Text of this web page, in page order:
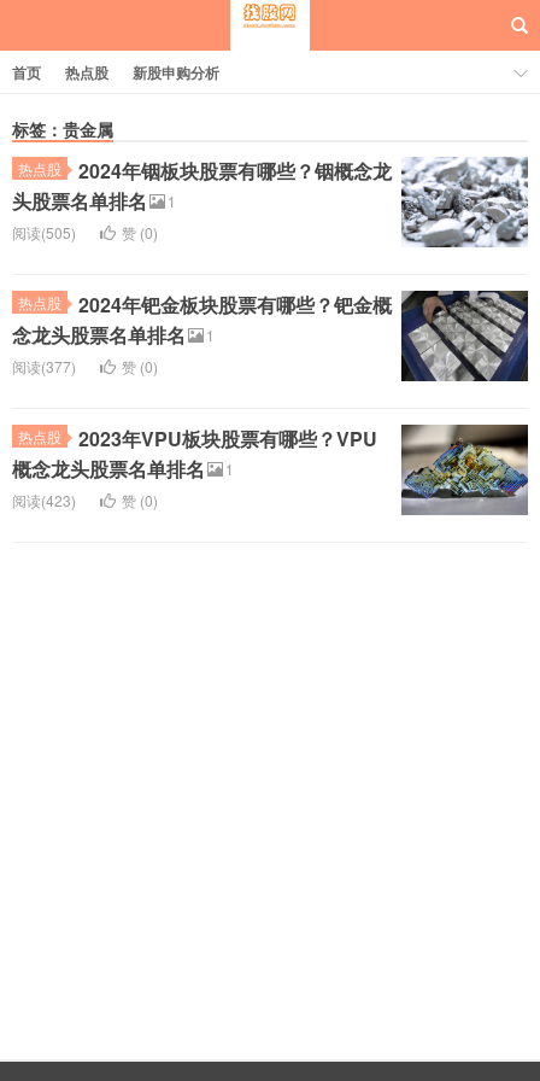
首页 热点股 新股申购分析
标签：贵金属
热点股
2024年铟板块股票有哪些？铟概念龙
头股票名单排名
1
阅读(505)
赞 (0)
热点股
2024年钯金板块股票有哪些？钯金概
念龙头股票名单排名
1
阅读(377)
赞 (0)
热点股
2023年VPU板块股票有哪些？VPU
概念龙头股票名单排名
1
阅读(423)
赞 (0)